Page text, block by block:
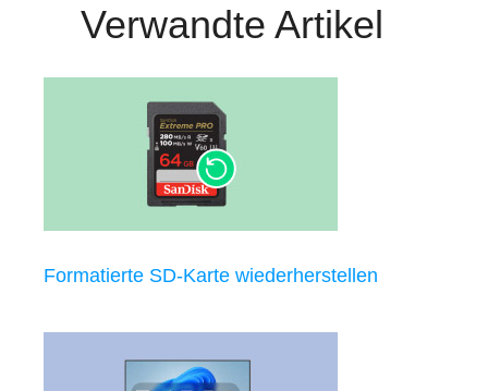
Verwandte Artikel
Formatierte SD-Karte wiederherstellen